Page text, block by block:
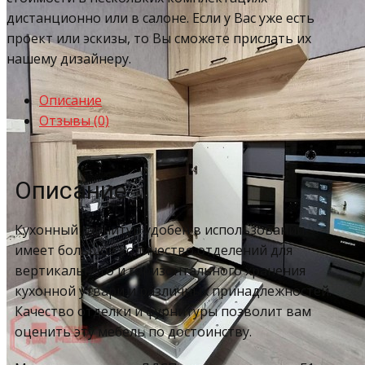
дистанционно или в салоне. Если у Вас уже есть
проект или эскизы, то Вы сможете прислать их
нашему дизайнеру.
Описание
Отзывы (0)
Описание
Кухонный гарнитур удобен в использовании –
имеет большое количество отделений для
вертикального и горизонтального хранения
кухонной утвари и различных принадлежностей.
Качество отделки и фурнитуры позволит вам
оценить эту мебель по достоинству.